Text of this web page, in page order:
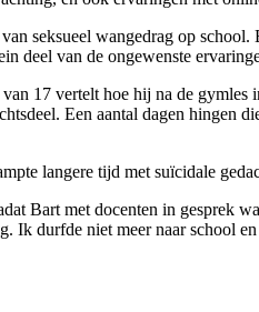
seksueel wangedrag op
deel van de ongewenste
17 vertelt hoe hij na de
Een aantal dagen hingen
langere tijd met suïcidale
Bart met docenten in gesprek
Ik durfde niet meer naar school